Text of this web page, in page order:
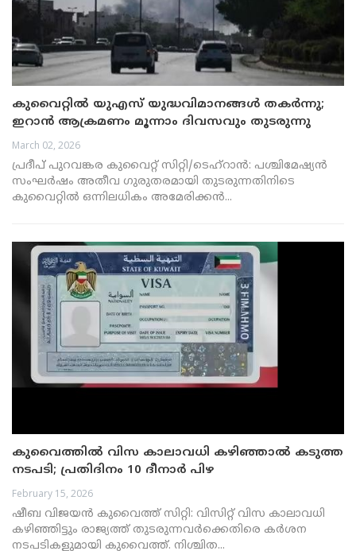
കുവൈറ്റിൽ യുഎസ് യുദ്ധവിമാനങ്ങൾ തകർന്നു;
ഇറാൻ ആക്രമണം മൂന്നാം ദിവസവും തുടരുന്നു
March 02, 2026
പ്രദീപ് പുറവങ്കര കുവൈറ്റ് സിറ്റി/ടെഹ്‌റാൻ: പശ്ചിമേഷ്യൻ
സംഘർഷം അതീവ ഗുരുതരമായി തുടരുന്നതിനിടെ
കുവൈറ്റിൽ ഒന്നിലധികം അമേരിക്കൻ...
കുവൈത്തിൽ വിസ കാലാവധി കഴിഞ്ഞാൽ കടുത്ത
നടപടി; പ്രതിദിനം 10 ദീനാർ പിഴ
February 15, 2026
ഷീബ വിജയൻ കുവൈത്ത് സിറ്റി: വിസിറ്റ് വിസ കാലാവധി
കഴിഞ്ഞിട്ടും രാജ്യത്ത് തുടരുന്നവർക്കെതിരെ കർശന
നടപടികളുമായി കുവൈത്ത്. നിശ്ചിത...